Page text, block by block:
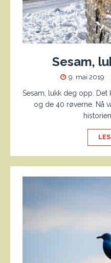
Sesam,
9. mai 2019
Sesam, lukk deg opp. Det
og de 40 røverne. Nå